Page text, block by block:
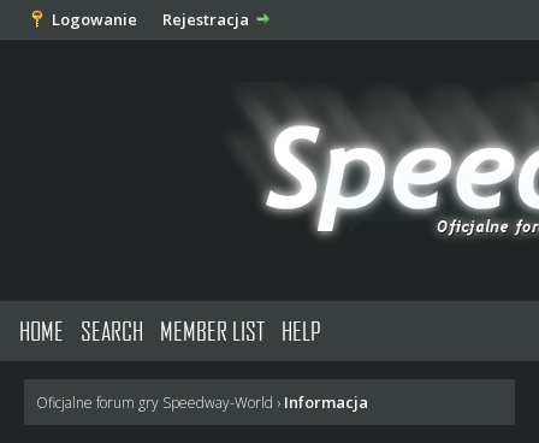
Logowanie Rejestracja
HOME SEARCH MEMBER LIST HELP
Oficjalne forum gry Speedway-World › Informacja